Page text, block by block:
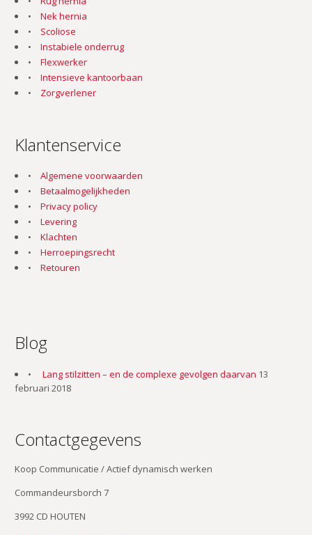
Nek hernia
Scoliose
Instabiele onderrug
Flexwerker
Intensieve kantoorbaan
Zorgverlener
Klantenservice
Algemene voorwaarden
Betaalmogelijkheden
Privacy policy
Levering
Klachten
Herroepingsrecht
Retouren
Blog
Lang stilzitten – en de complexe gevolgen daarvan 13
februari 2018
Contactgegevens
Koop Communicatie / Actief dynamisch werken
Commandeursborch 7
3992 CD HOUTEN